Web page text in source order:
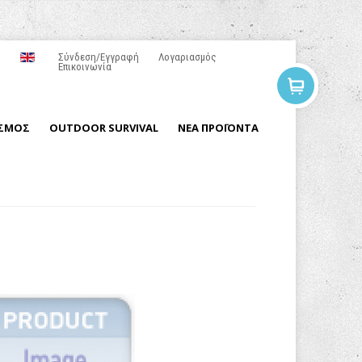
Σύνδεση/Εγγραφή
Λογαριασμός
Επικοινωνία
OUTDOOR SURVIVAL ΝΕΑ ΠΡΟΪΟΝΤΑ